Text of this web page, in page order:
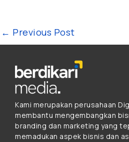
← Previous Post
Kami merupakan perusahaan
membantu mengembangkan
branding dan marketing yang
memadukan aspek bisnis dan